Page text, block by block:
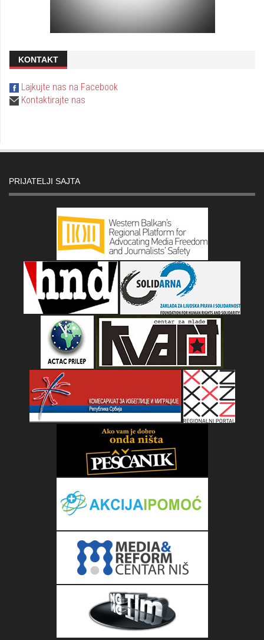
KONTAKT
Lajkujte nas na Facebook
Kontaktirajte nas
PRIJATELJI SAJTA